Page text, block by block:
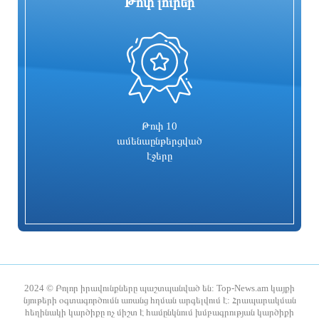
Գարեգին Բ-ի և վեց եպիսկոպոսների
ինքնաբացարկ հայտնեց. նոր
Իսրայելն արձագանքել է Թուրքիայի
Մուրադ Սիմոնյանից կբռնագանձվի 4
2 օր առաջ
հունական ժողովրդական պարերի
2 օր առաջ
Թոփ 10
ամենաընթերցված
էջերը
2024 © Բոլոր իրավունքները պաշտպանված են: Top-News.am կայքի
նյութերի օգտագործումն առանց հղման արգելվում է: Հրապարակման
հեղինակի կարծիքը ոչ միշտ է համընկնում խմբագրության կարծիքի